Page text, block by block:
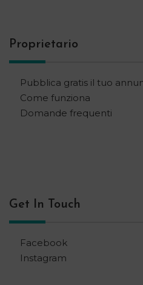
Proprietario
Pubblica gratis il tuo
Come funziona
Domande frequenti
Get In Touch
Facebook
Instagram